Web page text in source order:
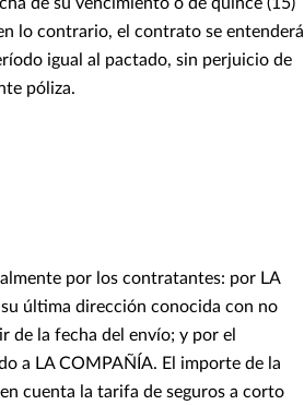
lo contrario, el contrato se entenderá
igual al pactado, sin perjuicio de
póliza.
por los contratantes: por LA
última dirección conocida con no
de la fecha del envío; y por el
a LA COMPAÑÍA. El importe de la
cuenta la tarifa de seguros a corto